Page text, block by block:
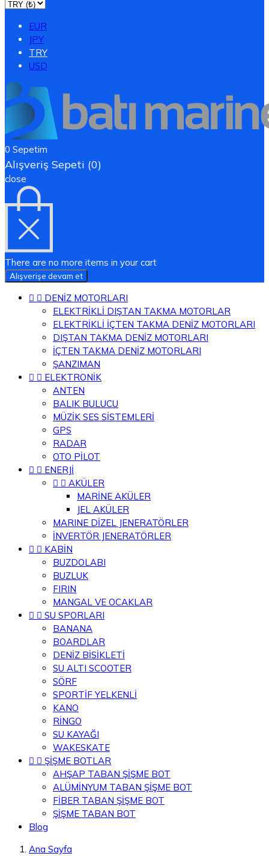
EUR
JPY
TRY
USD
0 Sepetim
Alışveriş Sepeti (0)
close
There are no more items in your cart
Alışverişe devam et
  DENİZ MOTORLARI
ELEKTRİKLİ DIŞTAN TAKMA MOTORLAR
ELEKTRİKLİ İÇTEN TAKMA DENİZ MOTORLARI
DIŞTAN TAKMA DENİZ MOTORLARI
İÇTEN TAKMA DENİZ MOTORLARI
ŞANZIMAN
  ELEKTRONİK
ANTEN
BALIK BULUCU
MÜZİK SES SİSTEMLERİ
GPS
RADAR
OTO PİLOT
  ENERJİ
  AKÜLER
MARİNE AKÜLER
JEL AKÜLER
MARINE DİZEL JENERATÖRLER
İNVERTÖR JENERATÖRLER
  KABİN
BUZDOLABI
BUZLUK
FIRIN
MANGAL VE OCAKLAR
  SU SPORLARI
BANANA
BOARDLAR
DENİZ BİSİKLETİ
SU ALTI SCOOTER
SÖRF
SPORTİF YELKENLİ
KANO
RİNGO
SU KAYAĞI
WAKESKATE
  ŞİŞME BOTLAR
AHŞAP TABAN ŞİŞME BOT
ALÜMİNYUM TABAN ŞİŞME BOT
FİBER TABAN ŞİŞME BOT
ŞİŞME TABAN BOT
Blog
Ana Sayfa